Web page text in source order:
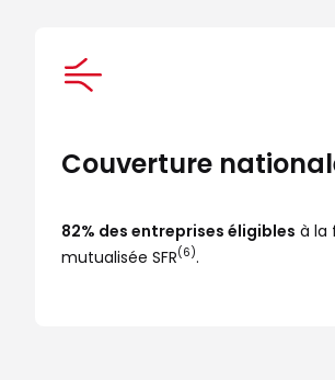
Couverture
82% des entreprises éligibles à la
mutualisée SFR(6).